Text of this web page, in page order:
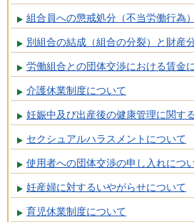
組合員への懲戒処分（不当労働行為
別組合の結成（組合の分裂）と財産
労働組合との団体交渉における賃金
介護休業制度について
妊娠中及び出産後の健康管理に関す
セクシュアルハラスメントについて
使用者への団体交渉の申し入れにつ
妊産婦に対するいやがらせについて
育児休業制度について